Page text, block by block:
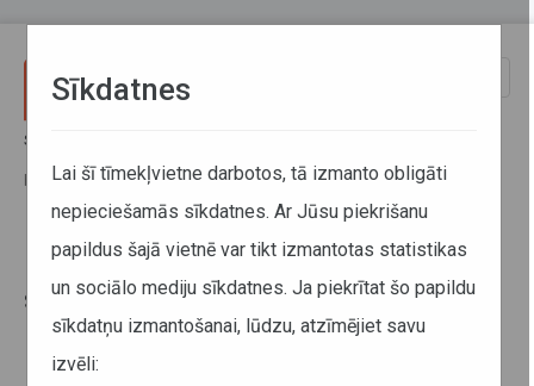
Sākums
bīstamās situācijās nonākušiem bērniem
Inga Akmentiņa-Smildziņa:
sabiedrībā jāveicina cilvēcīgas
rūpes par bīstamās situācijās
nonākušiem bērniem
Sīkdatnes
Lai šī tīmekļvietne darbotos, tā izmanto obligāti
nepieciešamās sīkdatnes. Ar Jūsu piekrišanu
papildus šajā vietnē var tikt izmantotas statistikas
un sociālo mediju sīkdatnes. Ja piekrītat šo papildu
sīkdatņu izmantošanai, lūdzu, atzīmējiet savu
izvēli: